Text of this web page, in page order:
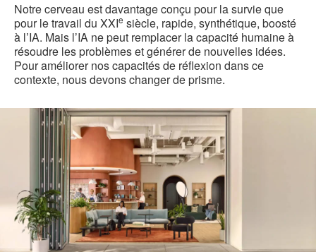
Notre cerveau est davantage conçu pour la survie que
pour le travail du XXIe siècle, rapide, synthétique, boosté
à l’IA. Mais l’IA ne peut remplacer la capacité humaine à
résoudre les problèmes et générer de nouvelles idées.
Pour améliorer nos capacités de réflexion dans ce
contexte, nous devons changer de prisme.